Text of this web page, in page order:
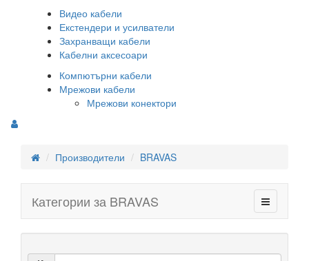
Видео кабели
Екстендери и усилватели
Захранващи кабели
Кабелни аксесоари
Компютърни кабели
Мрежови кабели
Мрежови конектори
Производители BRAVAS
Категории за BRAVAS